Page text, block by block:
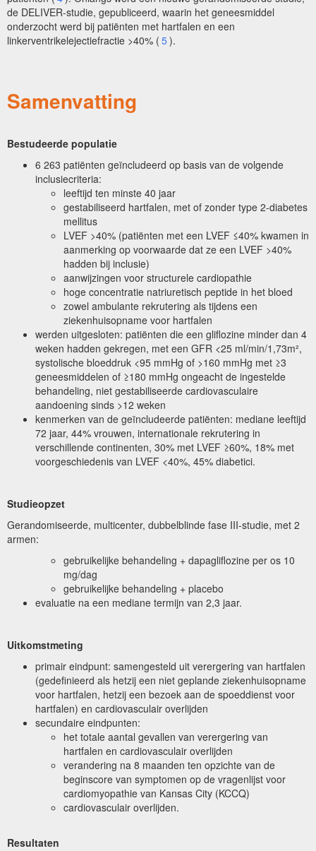
de DELIVER-studie, gepubliceerd, waarin het geneesmiddel
onderzocht werd bij patiënten met hartfalen en een
linkerventrikelejectiefractie >40% ( 5).
Samenvatting
Bestudeerde populatie
6 263 patiënten geïncludeerd op basis van de volgende
inclusiecriteria:
leeftijd ten minste 40 jaar
gestabiliseerd hartfalen, met of zonder type 2-diabetes
mellitus
LVEF >40% (patiënten met een LVEF ≤40% kwamen in
aanmerking op voorwaarde dat ze een LVEF >40%
hadden bij inclusie)
aanwijzingen voor structurele cardiopathie
hoge concentratie natriuretisch peptide in het bloed
zowel ambulante rekrutering als tijdens een
ziekenhuisopname voor hartfalen
werden uitgesloten: patiënten die een gliflozine minder dan 4
weken hadden gekregen, met een GFR <25 ml/min/1,73m²,
systolische bloeddruk <95 mmHg of >160 mmHg met ≥3
geneesmiddelen of ≥180 mmHg ongeacht de ingestelde
behandeling, niet gestabiliseerde cardiovasculaire
aandoening sinds >12 weken
kenmerken van de geïncludeerde patiënten: mediane leeftijd
72 jaar, 44% vrouwen, internationale rekrutering in
verschillende continenten, 30% met LVEF ≥60%, 18% met
voorgeschiedenis van LVEF <40%, 45% diabetici.
Studieopzet
Gerandomiseerde, multicenter, dubbelblinde fase III-studie, met 2
armen:
gebruikelijke behandeling + dapagliflozine per os 10
mg/dag
gebruikelijke behandeling + placebo
evaluatie na een mediane termijn van 2,3 jaar.
Uitkomstmeting
primair eindpunt: samengesteld uit verergering van hartfalen
(gedefinieerd als hetzij een niet geplande ziekenhuisopname
voor hartfalen, hetzij een bezoek aan de spoeddienst voor
hartfalen) en cardiovasculair overlijden
secundaire eindpunten:
het totale aantal gevallen van verergering van
hartfalen en cardiovasculair overlijden
verandering na 8 maanden ten opzichte van de
beginscore van symptomen op de vragenlijst voor
cardiomyopathie van Kansas City (KCCQ)
cardiovasculair overlijden.
Resultaten